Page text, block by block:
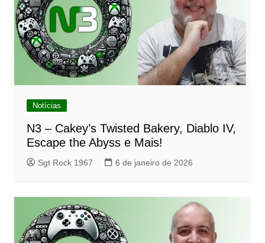
Notícias
N3 – Cakey’s Twisted Bakery, Diablo IV,
Escape the Abyss e Mais!
Sgt Rock 1967 6 de janeiro de 2026